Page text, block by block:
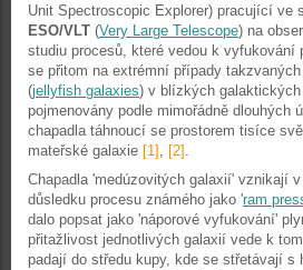
Unit Spectroscopic Explorer) pracující ve
ESO/VLT (Very Large Telescope) na
studiu procesů, které vedou k vyfukování
se přitom na extrémní případy
(jellyfish galaxies) v blízkých
pojmenovány podle mimořádně dlouhých
chapadla táhnoucí se prostorem tisíce
mateřské galaxie [1] , [2] .
Chapadla 'medúzovitých galaxií' vznikají
důsledku procesu známého jako 'ram
dalo popsat jako 'náporové vyfukování'
přitažlivost jednotlivých galaxií vede k
padají do středu kupy, kde se střetávají s